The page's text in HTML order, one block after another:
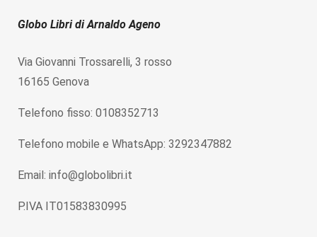
Globo Libri di Arnaldo Ageno
Via Giovanni Trossarelli, 3 rosso
16165 Genova
Telefono fisso: 0108352713
Telefono mobile e WhatsApp: 3292347882
Email: info@globolibri.it
P.IVA IT01583830995